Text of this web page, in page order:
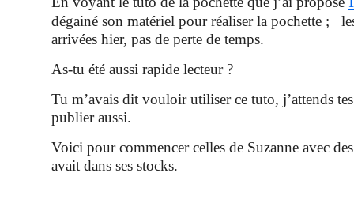
dégainé son matériel pour réaliser la pochette ;
arrivées hier, pas de perte de temps.
As-tu été aussi rapide lecteur ?
Tu m’avais dit vouloir utiliser ce tuto, j’attends
publier aussi.
Voici pour commencer celles de Suzanne avec
avait dans ses stocks.